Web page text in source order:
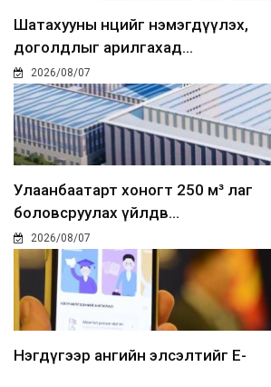
Шатахууны нөөцийг нэмэгдүүлэх,
доголдлыг арилгахад...
2026/08/07
Улаанбаатарт хоногт 250 м³ лаг
боловсруулах үйлдв...
2026/08/07
Нэгдүгээр ангийн элсэлтийг E-